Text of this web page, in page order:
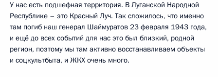
У нас есть подшефная территория. В Луганской Народной
Республике – это Красный Луч. Так сложилось, что именно
там погиб наш генерал Шаймуратов 23 февраля 1943 года,
и ещё до всех событий для нас это был близкий, родной
регион, поэтому мы там активно восстанавливаем объекты
и соцкультбыта, и ЖКХ очень много.